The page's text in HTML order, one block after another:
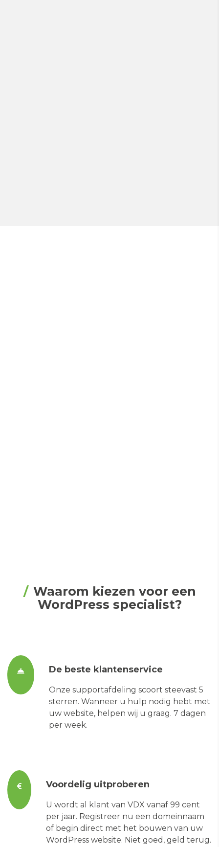
Waarom kiezen voor een
WordPress specialist?
De beste klantenservice
Onze supportafdeling scoort steevast 5
sterren. Wanneer u hulp nodig hebt met
uw website, helpen wij u graag. 7 dagen
per week.
Voordelig uitproberen
U wordt al klant van VDX vanaf 99 cent
per jaar. Registreer nu een domeinnaam
of begin direct met het bouwen van uw
WordPress website. Niet goed, geld terug.